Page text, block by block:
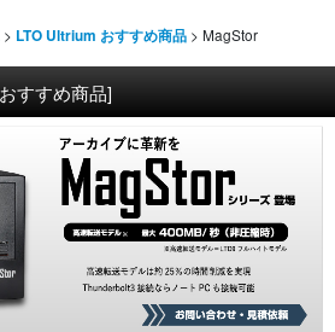
> LTO Ultrium おすすめ商品 > MagStor
すすめ商品]